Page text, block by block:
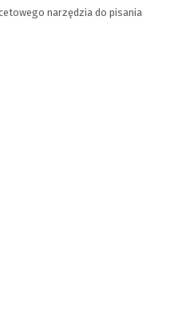
narzędzia do pisania